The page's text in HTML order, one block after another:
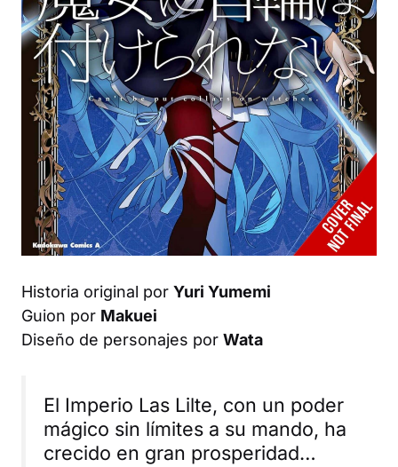
Historia original por Yuri Yumemi
Guion por Makuei
Diseño de personajes por Wata
El Imperio Las Lilte, con un poder
mágico sin límites a su mando, ha
crecido en gran prosperidad…